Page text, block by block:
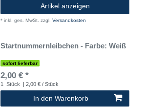
Artikel anzeigen
* inkl. ges. MwSt. zzgl. Versandkosten
Startnummernleibchen - Farbe: Weiß
sofort lieferbar
2,00 € *
1 Stück | 2,00 € / Stück
In den Warenkorb